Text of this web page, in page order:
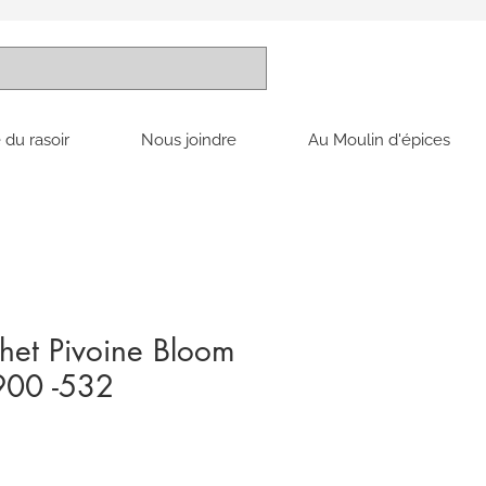
rasoir Nous joindre Au Moulin d'épices
Pivoine Bloom
-532